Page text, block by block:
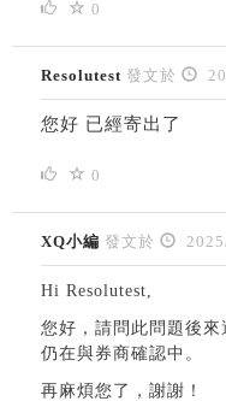
0
Resolutest 發文於
您好 已經寄出了
0
XQ小編 發文於
Hi Resolutest,
您好，請問此問題後
仍在與券商確認中。
再麻煩您了，謝謝！